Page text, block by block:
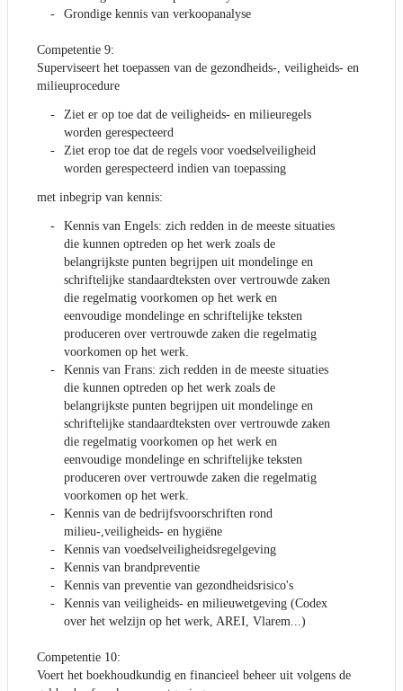
Grondige kennis van verkoopanalyse
Competentie 9:
Superviseert het toepassen van de gezondheids-, veiligheids- en
milieuprocedure
Ziet er op toe dat de veiligheids- en milieuregels
worden gerespecteerd
Ziet erop toe dat de regels voor voedselveiligheid
worden gerespecteerd indien van toepassing
met inbegrip van kennis:
Kennis van Engels: zich redden in de meeste situaties
die kunnen optreden op het werk zoals de
belangrijkste punten begrijpen uit mondelinge en
schriftelijke standaardteksten over vertrouwde zaken
die regelmatig voorkomen op het werk en
eenvoudige mondelinge en schriftelijke teksten
produceren over vertrouwde zaken die regelmatig
voorkomen op het werk.
Kennis van Frans: zich redden in de meeste situaties
die kunnen optreden op het werk zoals de
belangrijkste punten begrijpen uit mondelinge en
schriftelijke standaardteksten over vertrouwde zaken
die regelmatig voorkomen op het werk en
eenvoudige mondelinge en schriftelijke teksten
produceren over vertrouwde zaken die regelmatig
voorkomen op het werk.
Kennis van de bedrijfsvoorschriften rond
milieu-,veiligheids- en hygiëne
Kennis van voedselveiligheidsregelgeving
Kennis van brandpreventie
Kennis van preventie van gezondheidsrisico's
Kennis van veiligheids- en milieuwetgeving (Codex
over het welzijn op het werk, AREI, Vlarem...)
Competentie 10:
Voert het boekhoudkundig en financieel beheer uit volgens de